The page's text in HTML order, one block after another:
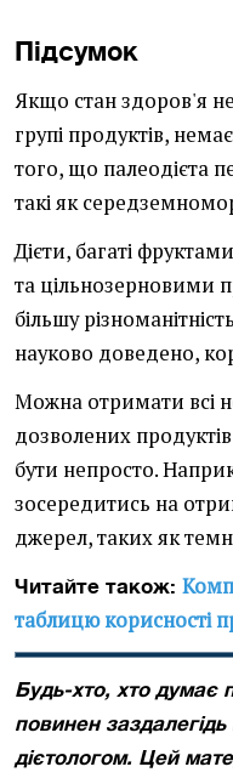
Підсумок
Якщо стан здоров'я
групі продуктів,
того, що палеодієта
такі як
Дієти, багаті
та цільнозерновими
більшу
науково доведено,
Можна отримати всі
дозволених
бути непросто.
зосередитись на
джерел, таких як
Читайте також:
таблицю корисності
Будь-хто, хто думає
повинен
дієтологом. Цей